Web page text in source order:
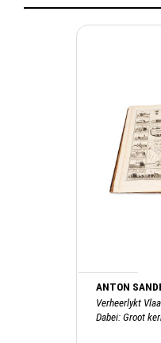
ANTON
Verheerlykt
Dabei: Groot